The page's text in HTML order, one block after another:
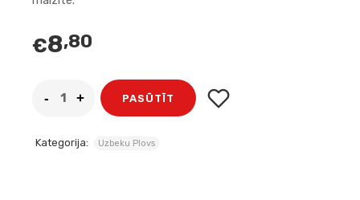
€8,80
PASŪTĪT
Kategorija: Uzbeku Plovs